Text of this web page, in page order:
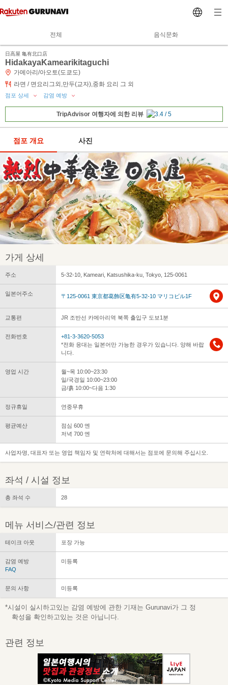
전체 음식문화
日高屋 亀有北口店
HidakayaKamearikitaguchi
가메아리/아오토(도쿄도)
라면 / 면요리그외,만두(교자),중화 요리 그 외
점포 상세 감염 예방
TripAdvisor 여행자에 의한 리뷰
점포 개요 사진
가게 상세
주소 5-32-10, Kameari, Katsushika-ku, Tokyo, 125-0061
일본어주소 〒125-0061 東京都葛飾区亀有5-32-10 マリコビル1F
교통편 JR 조반선 카메아리역 북쪽 출입구 도보1분
전화번호
+81-3-3620-5053
*전화 응대는 일본어만 가능한 경우가 있습니다. 양해 바랍
니다.
영업 시간
월~목 10:00~23:30
일/국경일 10:00~23:00
금/흙 10:00~다음 1:30
정규휴일 연중무휴
평균예산
점심 600 엔
저녁 700 엔
사업자명, 대표자 또는 영업 책임자 및 연락처에 대해서는 점포에 문의해 주십시오.
좌석 / 시설 정보
총 좌석 수 28
메뉴 서비스/관련 정보
테이크 아웃 포장 가능
감염 예방
FAQ
미등록
문의 사항 미등록
*시설이 실시하고있는 감염 예방에 관한 기재는 Gurunavi가 그 정
확성을 확인하고있는 것은 아닙니다.
관련 정보